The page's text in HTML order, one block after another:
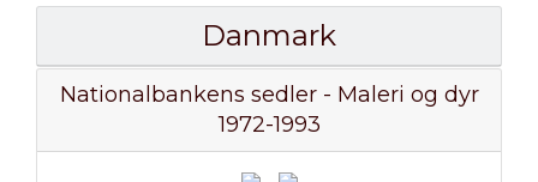
Danmark
Nationalbankens sedler - Maleri og dyr
1972-1993